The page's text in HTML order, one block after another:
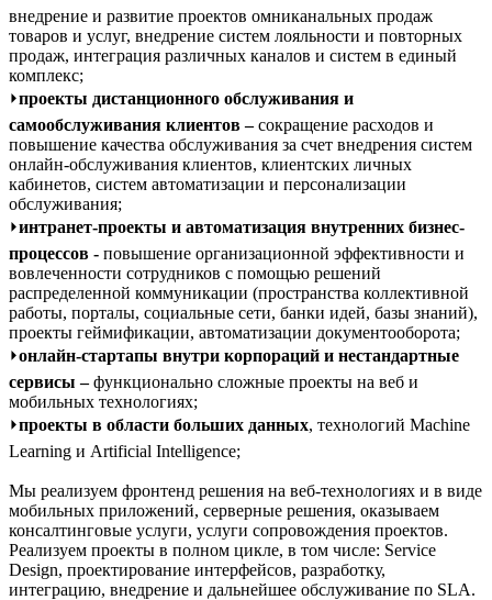
внедрение и развитие проектов омниканальных продаж
товаров и услуг, внедрение систем лояльности и повторных
продаж, интеграция различных каналов и систем в единый
комплекс;
⏵проекты дистанционного обслуживания и
самообслуживания клиентов –сокращение расходов и
повышение качества обслуживания за счет внедрения систем
онлайн-обслуживания клиентов, клиентских личных
кабинетов, систем автоматизации и персонализации
обслуживания;
⏵интранет-проекты и автоматизация внутренних бизнес-
процессов - повышение организационной эффективности и
вовлеченности сотрудников с помощью решений
распределенной коммуникации (пространства коллективной
работы, порталы, социальные сети, банки идей, базы знаний),
проекты геймификации, автоматизации документооборота;
⏵онлайн-стартапы внутри корпораций и нестандартные
сервисы –функционально сложные проекты на веб и
мобильных технологиях;
⏵проекты в области больших данных, технологий Machine
Learning и Artificial Intelligence;
Мы реализуем фронтенд решения на веб-технологиях и в виде
мобильных приложений, серверные решения, оказываем
консалтинговые услуги, услуги сопровождения проектов.
Реализуем проекты в полном цикле, в том числе: Service
Design, проектирование интерфейсов, разработку,
интеграцию, внедрение и дальнейшее обслуживание по SLA.